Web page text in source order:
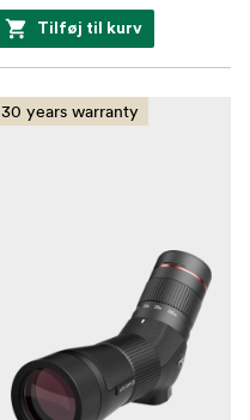
Tilføj til kurv
30 years warranty